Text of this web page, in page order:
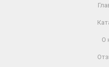
О